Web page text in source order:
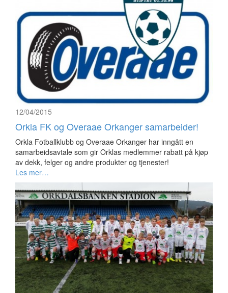
12/04/2015
Orkla FK og Overaae Orkanger samarbeider!
Orkla Fotballklubb og Overaae Orkanger har inngått en
samarbeidsavtale som gir Orklas medlemmer rabatt på kjøp
av dekk, felger og andre produkter og tjenester!
Les mer…